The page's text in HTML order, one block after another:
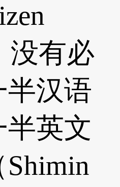
没有必
汉语
英文